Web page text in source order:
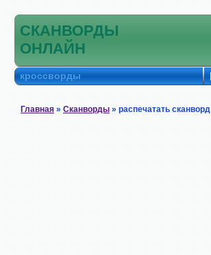
СКАНВОРДЫ
ОНЛАЙН
кроссворды
Главная » Сканворды » распечатать сканворд